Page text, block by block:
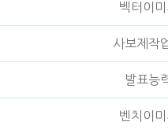
벡터이
사보제작
발표능
벤치이